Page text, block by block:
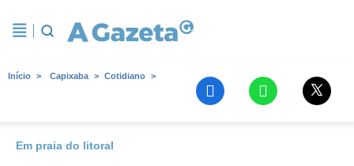
Início Capixaba Cotidiano
Em praia do litoral